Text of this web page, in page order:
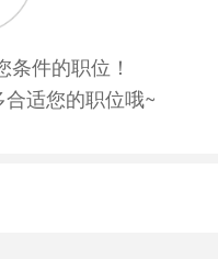
件的职位！
适您的职位哦~